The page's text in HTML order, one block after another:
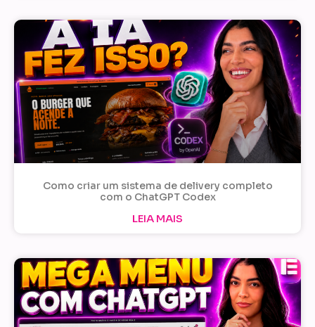
Como criar um sistema de delivery completo
com o ChatGPT Codex
LEIA MAIS